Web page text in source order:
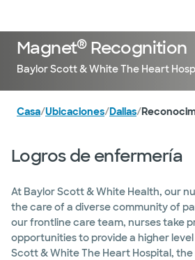
Magnet®Recognition
Baylor Scott & White The Heart
Casa/Ubicaciones/Dallas/
Logros de enfermería
At Baylor Scott & White Health, our
the care of a diverse community of
our frontline care team, nurses take
opportunities to provide a higher
Scott & White The Heart Hospital,